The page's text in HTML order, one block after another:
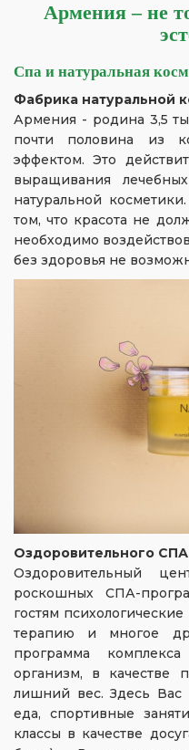
Армения – не
Спа и натуральная
Фабрика натуральной
Армения - родина 3,5
почти половина из
эффектом. Это
выращивания
натуральной
том, что красота не
необходимо
без здоровья не
Оздоровительного
Оздоровительный
роскошных СПА-
гостям
терапию и многое
программа
организм, в качестве
лишний вес. Здесь Вас
еда, спортивные
классы в качестве